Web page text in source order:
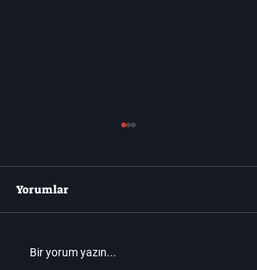
Roblox'u Seviyorsanız,
Yorumlar
Bir yorum yazın...